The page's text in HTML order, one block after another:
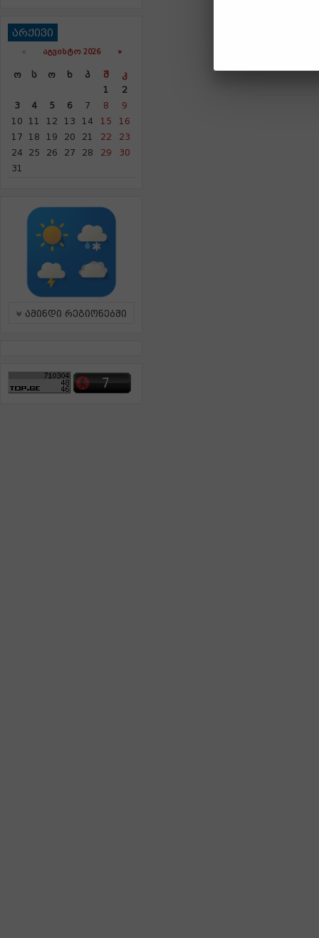
არქივი
« ᲐᲒᲕᲘᲡᲢᲝ 2026 »
Ო Ს Ო Ხ Პ Შ
Კ
1
2
3
4 5 6 7 8
9
10
11 12 13 14 15
16
17
18 19 20 21 22
23
24
25 26 27 28 29
30
31
ამინდი რეგიონებში